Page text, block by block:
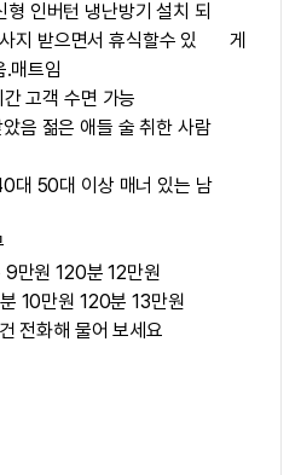
인버턴 냉난방기 설치 되
사지 받으면서 휴식할수 있 게
.매트임
고객 수면 가능
음 젊은 애들 술 취한 사람
대 50대 이상 매너 있는 남
원 120분 12만원
10만원 120분 13만원
전화해 물어 보세요